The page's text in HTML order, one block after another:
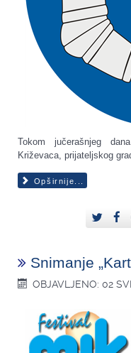
Tokom jučerašnjeg
Križevaca, prijateljskog
Opširnije...
Snimanje
OBJAVLJENO: 02